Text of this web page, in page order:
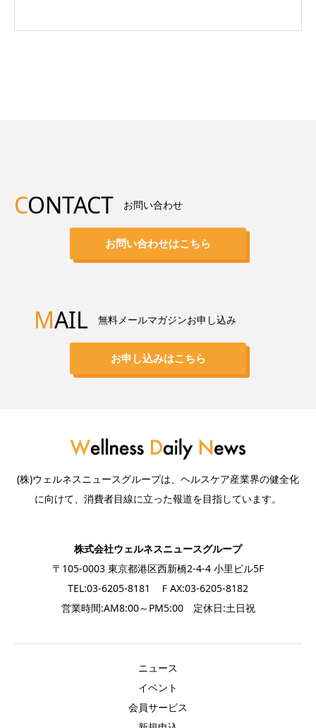
CONTACT お問い合わせ
お問い合わせはこちら
MAIL 無料メールマガジンお申し込み
お申し込みはこちら
(株)ウェルネスニュースグループは、ヘルスケア産業界の健全化
に向けて、消費者目線に立った報道を目指しています。
株式会社ウェルネスニュースグループ
〒105-0003 東京都港区西新橋2-4-4 小里ビル5F
TEL:03-6205-8181 ＦAX:03-6205-8182
営業時間:AM8:00～PM5:00 定休日:土日祝
ニュース
イベント
会員サービス